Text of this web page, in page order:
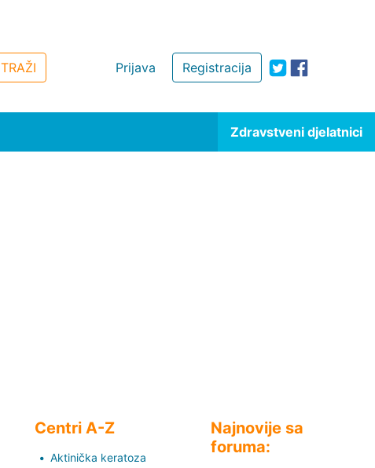
Registracija
Prijava
TRAŽI
Zdravstveni djelatnici
Centri A-Z
Aktinička keratoza
Najnovije sa
foruma: